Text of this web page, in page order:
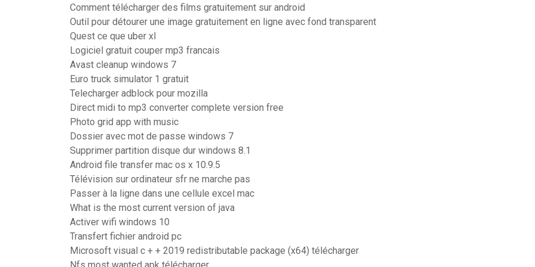
Comment télécharger des films gratuitement sur android
Outil pour détourer une image gratuitement en ligne avec fond transparent
Quest ce que uber xl
Logiciel gratuit couper mp3 francais
Avast cleanup windows 7
Euro truck simulator 1 gratuit
Telecharger adblock pour mozilla
Direct midi to mp3 converter complete version free
Photo grid app with music
Dossier avec mot de passe windows 7
Supprimer partition disque dur windows 8.1
Android file transfer mac os x 10.9.5
Télévision sur ordinateur sfr ne marche pas
Passer à la ligne dans une cellule excel mac
What is the most current version of java
Activer wifi windows 10
Transfert fichier android pc
Microsoft visual c + + 2019 redistributable package (x64) télécharger